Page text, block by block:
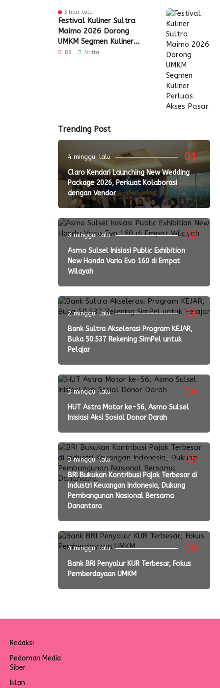
5 hari lalu
Festival Kuliner Sultra
Maimo 2026 Dorong
UMKM Segmen Kuliner
Perluas Akses Pasar
88 Vritta
Trending Post
01
4 minggu lalu
Claro Kendari Launching New Wedding
Package 2026, Perkuat Kolaborasi
dengan Vendor
02
3 minggu lalu
Asmo Sulsel Inisiasi Public Exhibition
New Honda Vario Evo 160 di Empat
Wilayah
03
2 minggu lalu
Bank Sultra Akselerasi Program KEJAR,
Buka 50.537 Rekening SimPel untuk
Pelajar
04
3 minggu lalu
HUT Astra Motor ke-56, Asmo Sulsel
Inisiasi Aksi Sosial Donor Darah
05
3 minggu lalu
BRI Bukukan Kontribusi Pajak Terbesar di
Industri Keuangan Indonesia, Dukung
Pembangunan Nasional Bersama
Danantara
06
4 minggu lalu
Bank BRI Penyalur KUR Terbesar, Fokus
Pemberdayaan UMKM
Redaksi
Pedoman Media
Siber
Iklan